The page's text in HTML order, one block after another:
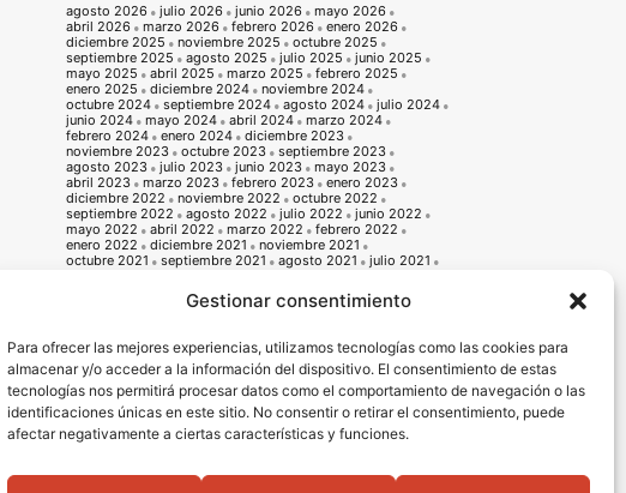
Gestionar consentimiento
Para ofrecer las mejores experiencias, utilizamos tecnologías como las cookies para
almacenar y/o acceder a la información del dispositivo. El consentimiento de estas
tecnologías nos permitirá procesar datos como el comportamiento de navegación o las
identificaciones únicas en este sitio. No consentir o retirar el consentimiento, puede
afectar negativamente a ciertas características y funciones.
agosto 2026 julio 2026 junio 2026
mayo 2026
abril 2026
marzo 2026 febrero 2026
enero 2026
diciembre 2025
noviembre 2025
octubre 2025
septiembre 2025
agosto 2025 julio 2025
junio 2025
mayo 2025
abril 2025 marzo 2025
febrero 2025
enero 2025
diciembre 2024
noviembre 2024
octubre 2024
septiembre 2024 agosto 2024
julio 2024
junio 2024
mayo 2024 abril 2024
marzo 2024
febrero 2024
enero 2024
diciembre 2023
noviembre 2023
octubre 2023
septiembre 2023
agosto 2023
julio 2023 junio 2023
mayo 2023
abril 2023
marzo 2023 febrero 2023
enero 2023
diciembre 2022
noviembre 2022
octubre 2022
septiembre 2022
agosto 2022 julio 2022
junio 2022
mayo 2022
abril 2022 marzo 2022
febrero 2022
enero 2022
diciembre 2021
noviembre 2021
octubre 2021
septiembre 2021 agosto 2021
julio 2021
enero 2021
octubre 2020
septiembre 2020
abril 2020
marzo 2020 febrero 2020
enero 2020
diciembre 2019
noviembre 2019
octubre 2019
septiembre 2019
agosto 2019 julio 2019
junio 2019
mayo 2019
abril 2019 marzo 2019
febrero 2019
enero 2019
diciembre 2018
noviembre 2018
octubre 2018
septiembre 2018 agosto 2018
julio 2018
junio 2018
mayo 2018 abril 2018
marzo 2018
febrero 2018
diciembre 2017
junio 2017
mayo 2017 abril 2017
marzo 2017